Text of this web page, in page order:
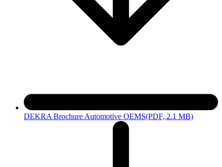
DEKRA Brochure Automotive OEMS(PDF, 2.1 MB)